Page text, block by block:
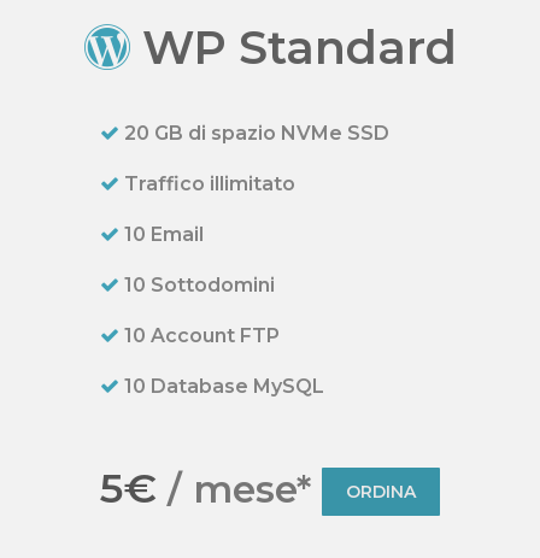
WP Standard
20 GB di spazio NVMe SSD
Traffico illimitato
10 Email
10 Sottodomini
10 Account FTP
10 Database MySQL
5€ / mese* ORDINA